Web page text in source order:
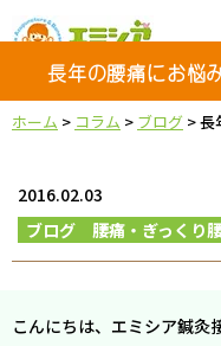
長年の腰痛にお悩
ホーム > コラム > ブログ >長
2016.02.03
ブログ
腰痛・ぎっくり
こんにちは、エミシア鍼灸